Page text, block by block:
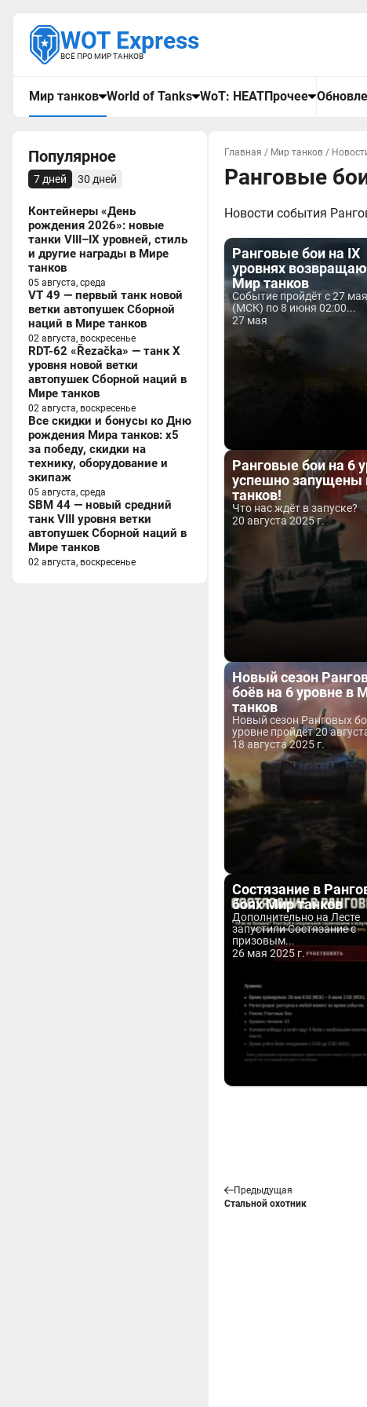
WOT Express
ВСЁ ПРО МИР ТАНКОВ
Мир танков World of Tanks WoT: HEATПрочее
Популярное
7 дней 30 дней
Контейнеры «День
рождения 2026»: новые
танки VIII–IX уровней, стиль
и другие награды в Мире
танков
05 августа, среда
VT 49 — первый танк новой
ветки автопушек Сборной
наций в Мире танков
02 августа, воскресенье
RDT-62 «Řezačka» — танк X
уровня новой ветки
автопушек Сборной наций в
Мире танков
02 августа, воскресенье
Все скидки и бонусы ко Дню
рождения Мира танков: x5
за победу, скидки на
технику, оборудование и
экипаж
05 августа, среда
SBM 44 — новый средний
танк VIII уровня ветки
автопушек Сборной наций в
Мире танков
02 августа, воскресенье
Главная / Мир танков /
Ранговые
Новости события
Ранговые бои на IX
уровнях
Мир танков
Событие пройдёт с 27
(МСК) по 8 июня 02:00...
27 мая
Ранговые бои на 6
успешно запущены
танков!
Что нас ждёт в запуске?
20 августа 2025 г.
Новый сезон
боёв на 6 уровне в
танков
Новый сезон Ранговых
уровне пройдёт 20
18 августа 2025 г.
Состязание в
боях Мир танков
Дополнительно на Лесте
запустили Состязание с
призовым...
26 мая 2025 г.
Предыдущая
Стальной охотник